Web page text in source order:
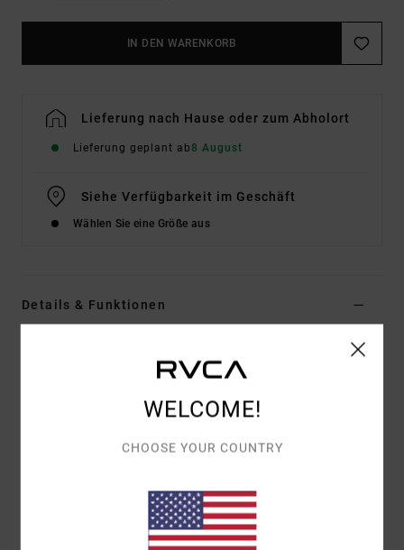
IN DEN WARENKORB
Lieferung nach Hause oder zum Abholort
Lieferung geplant ab8 August
Siehe Verfügbarkeit im Geschäft
Wählen Sie eine Größe aus
Details & Funktionen
Farbcodelht
Locker Geschnitten Mit Elastischem
Verstellbarer Bund
Zusammensetzung[Hauptstoff] 100 % Baumwolle
WELCOME!
CHOOSE YOUR COUNTRY